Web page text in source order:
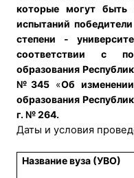
которые могут быть
испытаний
степени -
соответствии с
образования
№345«Об
образования
г. № 264.
Даты и условия
Название вуза (УВО)